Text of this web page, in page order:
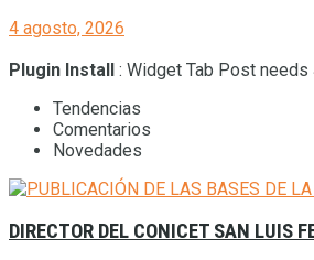
4 agosto, 2026
Plugin Install : Widget Tab Post
Tendencias
Comentarios
Novedades
DIRECTOR DEL CONICET SAN LUIS